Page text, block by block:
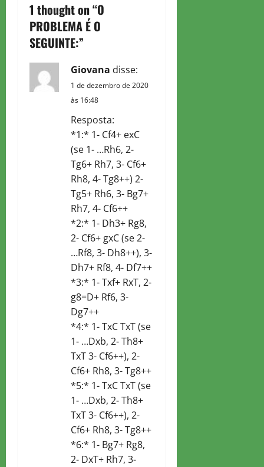
i
g
a
t
1 thought on “O
PROBLEMA É O
SEGUINTE:”
Giovana disse:
1 de dezembro de 2020
às 16:48
Resposta:
*1:* 1- Cf4+ exC
(se 1- …Rh6, 2-
Tg6+ Rh7, 3- Cf6+
Rh8, 4- Tg8++) 2-
Tg5+ Rh6, 3- Bg7+
Rh7, 4- Cf6++
*2:* 1- Dh3+ Rg8,
2- Cf6+ gxC (se 2-
…Rf8, 3- Dh8++), 3-
Dh7+ Rf8, 4- Df7++
*3:* 1- Txf+ RxT, 2-
g8=D+ Rf6, 3-
Dg7++
*4:* 1- TxC TxT (se
1- …Dxb, 2- Th8+
TxT 3- Cf6++), 2-
Cf6+ Rh8, 3- Tg8++
*5:* 1- TxC TxT (se
1- …Dxb, 2- Th8+
TxT 3- Cf6++), 2-
Cf6+ Rh8, 3- Tg8++
*6:* 1- Bg7+ Rg8,
2- DxT+ Rh7, 3-